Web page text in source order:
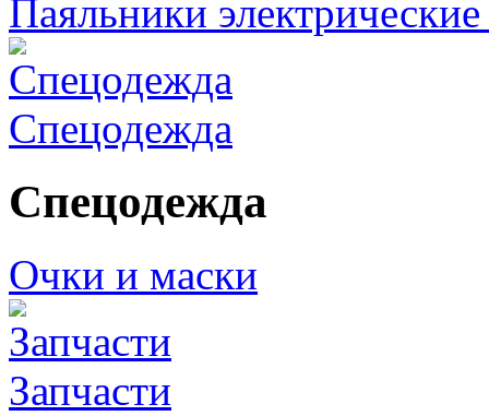
Паяльники
Спецодежда
Спецодежда
Очки и маски
Запчасти